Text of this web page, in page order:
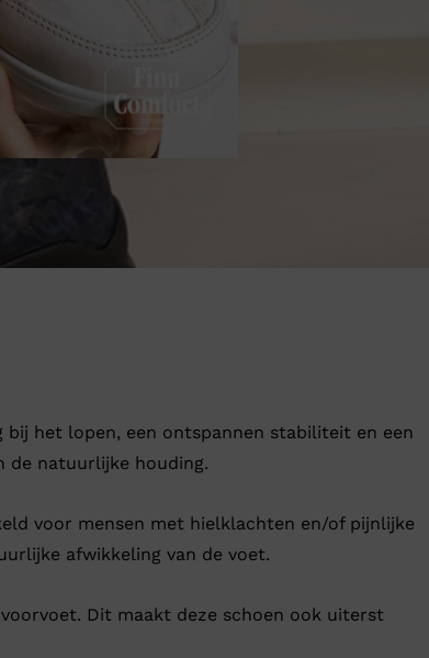
het lopen, een ontspannen stabiliteit en een
de natuurlijke houding.
voor mensen met hielklachten en/of pijnlijke
afwikkeling van de voet.
Dit maakt deze schoen ook uiterst